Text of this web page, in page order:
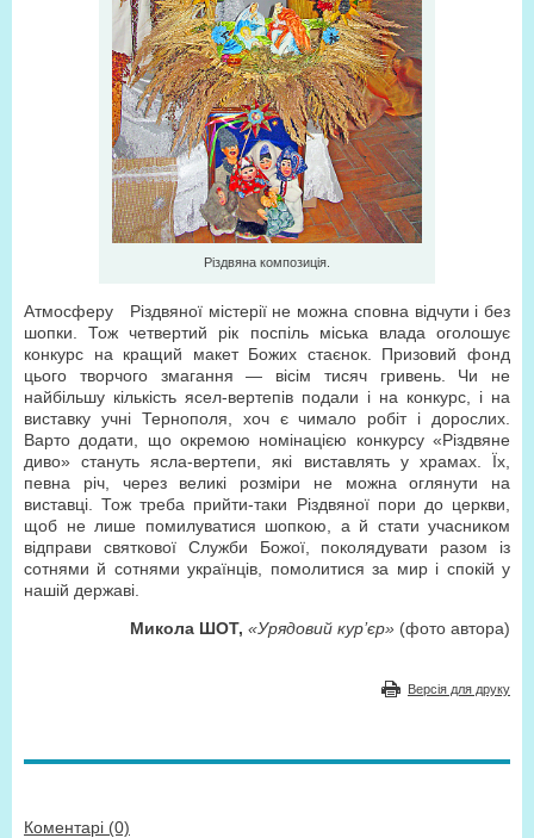
Різдвяна композиція.
Атмосферу Різдвяної містерії не можна сповна відчути і без
шопки. Тож четвертий рік поспіль міська влада оголошує
конкурс на кращий макет Божих стаєнок. Призовий фонд
цього творчого змагання — вісім тисяч гривень. Чи не
найбільшу кількість ясел-вертепів подали і на конкурс, і на
виставку учні Тернополя, хоч є чимало робіт і дорослих.
Варто додати, що окремою номінацією конкурсу «Різдвяне
диво» стануть ясла-вертепи, які виставлять у храмах. Їх,
певна річ, через великі розміри не можна оглянути на
виставці. Тож треба прийти-таки Різдвяної пори до церкви,
щоб не лише помилуватися шопкою, а й стати учасником
відправи святкової Служби Божої, поколядувати разом із
сотнями й сотнями українців, помолитися за мир і спокій у
нашій державі.
Микола ШОТ, «Урядовий кур’єр» (фото автора)
Версія для друку
Коментарі (0)